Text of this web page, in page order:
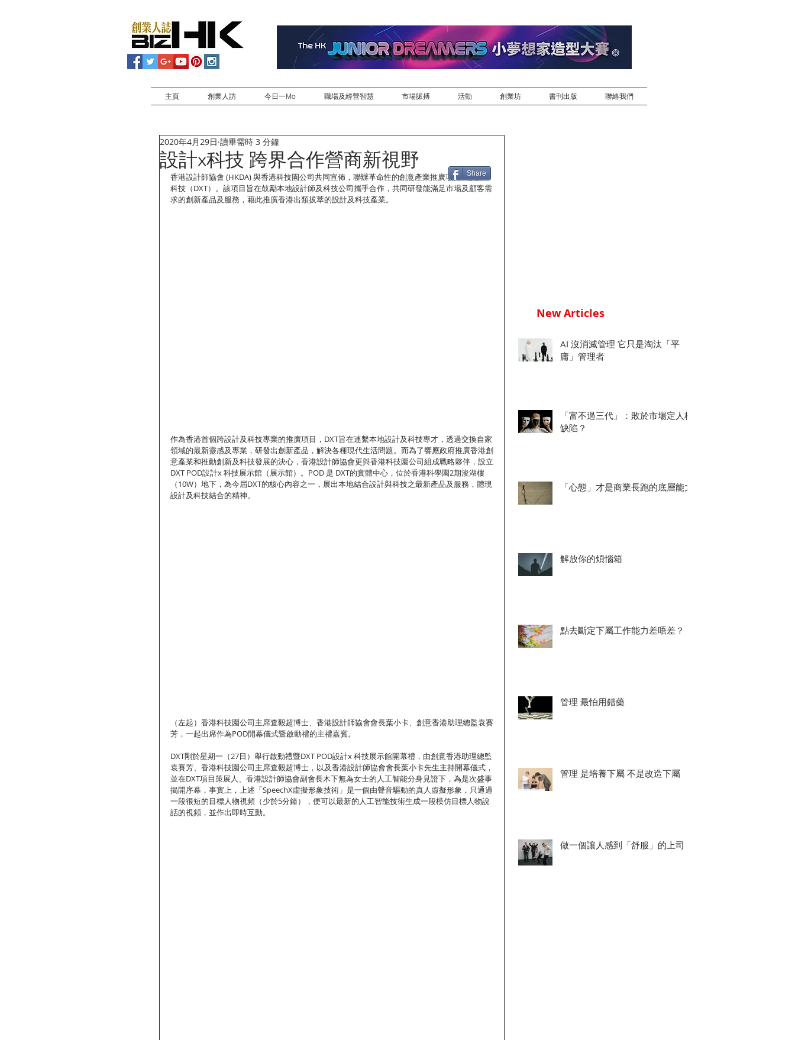
主頁 創業人訪 今日一Mo 職場及經營智慧 市場脈搏 活動 創業坊 書刊出版 聯絡我們
設計x科技 跨界合作營商新視野
2020年4月29日 讀畢需時 3 分鐘
香港設計師協會 (HKDA) 與香港科技園公司共同宣佈，聯辦革命性的創意產業推廣項目 – 設計x
科技（DXT）。該項目旨在鼓勵本地設計師及科技公司攜手合作，共同研發能滿足市場及顧客需
求的創新產品及服務，藉此推廣香港出類拔萃的設計及科技產業。
作為香港首個跨設計及科技專業的推廣項目，DXT旨在連繫本地設計及科技專才，透過交換自家
領域的最新靈感及專業，研發出創新產品，解決各種現代生活問題。而為了響應政府推廣香港創
意產業和推動創新及科技發展的決心，香港設計師協會更與香港科技園公司組成戰略夥伴，設立
DXT POD設計x 科技展示館（展示館）。POD 是 DXT的實體中心，位於香港科學園2期浚湖樓
（10W）地下，為今屆DXT的核心內容之一，展出本地結合設計與科技之最新產品及服務，體現
設計及科技結合的精神。
（左起）香港科技園公司主席查毅超博士、香港設計師協會會長葉小卡、創意香港助理總監袁賽
芳，一起出席作為POD開幕儀式暨啟動禮的主禮嘉賓。
DXT剛於星期一（27日）舉行啟動禮暨DXT POD設計x 科技展示館開幕禮，由創意香港助理總監
袁賽芳、香港科技園公司主席查毅超博士，以及香港設計師協會會長葉小卡先生主持開幕儀式，
並在DXT項目策展人、香港設計師協會副會長木下無為女士的人工智能分身見證下，為是次盛事
揭開序幕，事實上，上述「SpeechX虛擬形象技術」是一個由聲音驅動的真人虛擬形象，只通過
一段很短的目標人物視頻（少於5分鐘），便可以最新的人工智能技術生成一段模仿目標人物說
話的視頻，並作出即時互動。
Share
New Articles
AI 沒消滅管理 它只是淘汰「平
庸」管理者
「富不過三代」：敗於市場定人格
缺陷？
「心態」才是商業長跑的底層能力
解放你的煩惱箱
點去斷定下屬工作能力差唔差？
管理 最怕用錯藥
管理 是培養下屬 不是改造下屬
做一個讓人感到「舒服」的上司